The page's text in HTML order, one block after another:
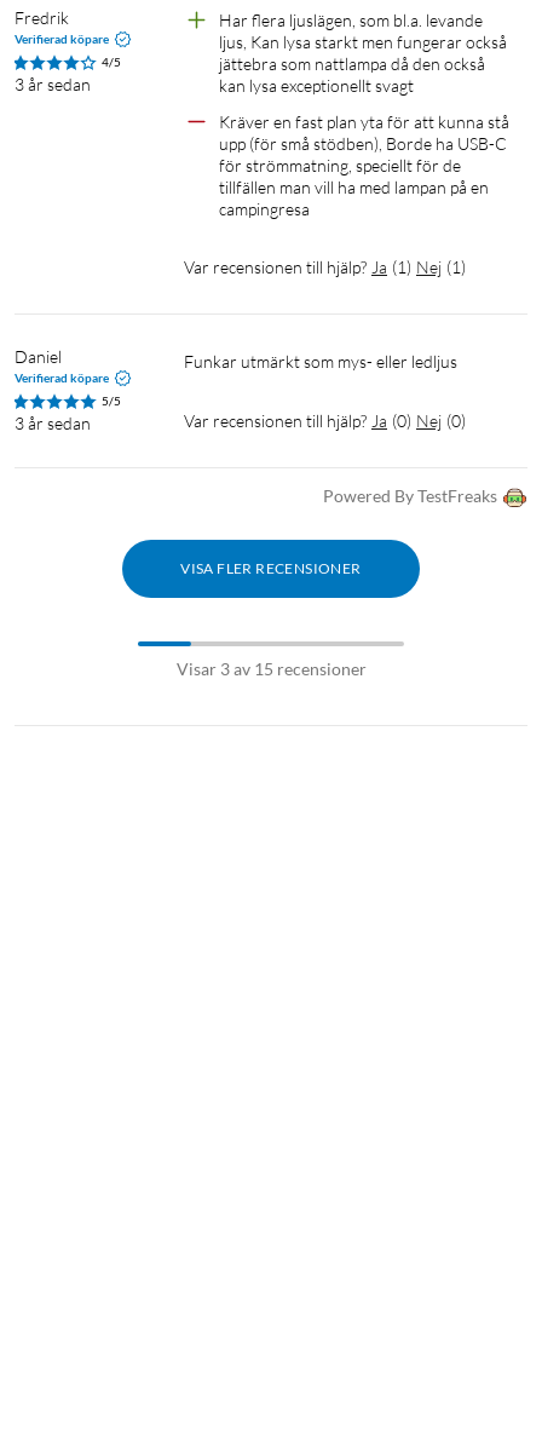
Go kan bli en
del av ditt
smarta hem,
stort stöd av
Bluetooth Google Assistant
Fredrik
Verifierad köpare
4/5
3 år sedan
Har flera ljuslägen, som bl.a. levande
ljus, Kan lysa starkt men fungerar också
jättebra som nattlampa då den också
kan lysa exceptionellt svagt
Kräver en fast plan yta för att kunna stå
upp (för små stödben), Borde ha USB-C
för strömmatning, speciellt för de
tillfällen man vill ha med lampan på en
campingresa
Var recensionen till hjälp? Ja (1) Nej (1)
Daniel
Verifierad köpare
5/5
3 år sedan
Funkar utmärkt som mys- eller ledljus
Var recensionen till hjälp? Ja (0) Nej (0)
Powered By TestFreaks
VISA FLER RECENSIONER
Visar 3 av 15 recensioner